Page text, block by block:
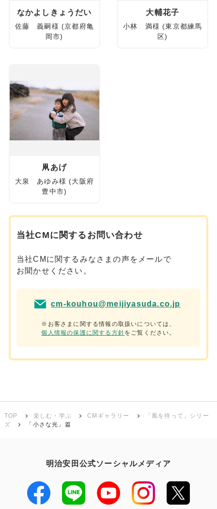
なかよしきょうだい
佐藤 義嗣様 (京都府亀
岡市)
大輔花子
小林 満様 (東京都練馬
区)
凧あげ
大泉 あゆみ様 (大阪府
豊中市)
当社CMに関するお問い合わせ
当社CMに関するみなさまの声をメールで
お聞かせください。
cm-kouhou@meijiyasuda.co.jp
※お客さまに関する情報の取扱いについては、
個人情報の保護に関する方針をご覧ください。
TOP 楽しむ・学ぶ CMギャラリー
「風を待って」シリー
ズ
「小さな光」篇
明治安田公式ソーシャルメディア